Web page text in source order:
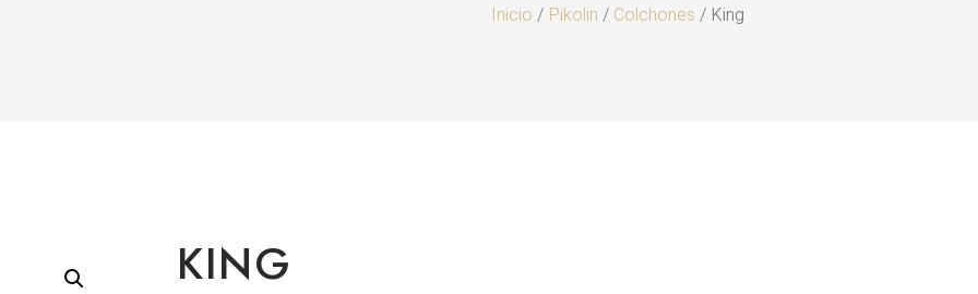
Inicio / Pikolin / Colchones / King
KING